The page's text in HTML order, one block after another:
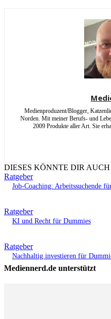
Medienproduzent/Blogger,
Norden. Mit meiner Berufs- und
2009 Produkte aller Art. Sie
DIESES KÖNNTE DIR
Ratgeber
Job-Coaching: Arbeitssuchende
Ratgeber
KI und Recht für Dummies
Ratgeber
Nachhaltig investieren für
Mediennerd.de unterstützt